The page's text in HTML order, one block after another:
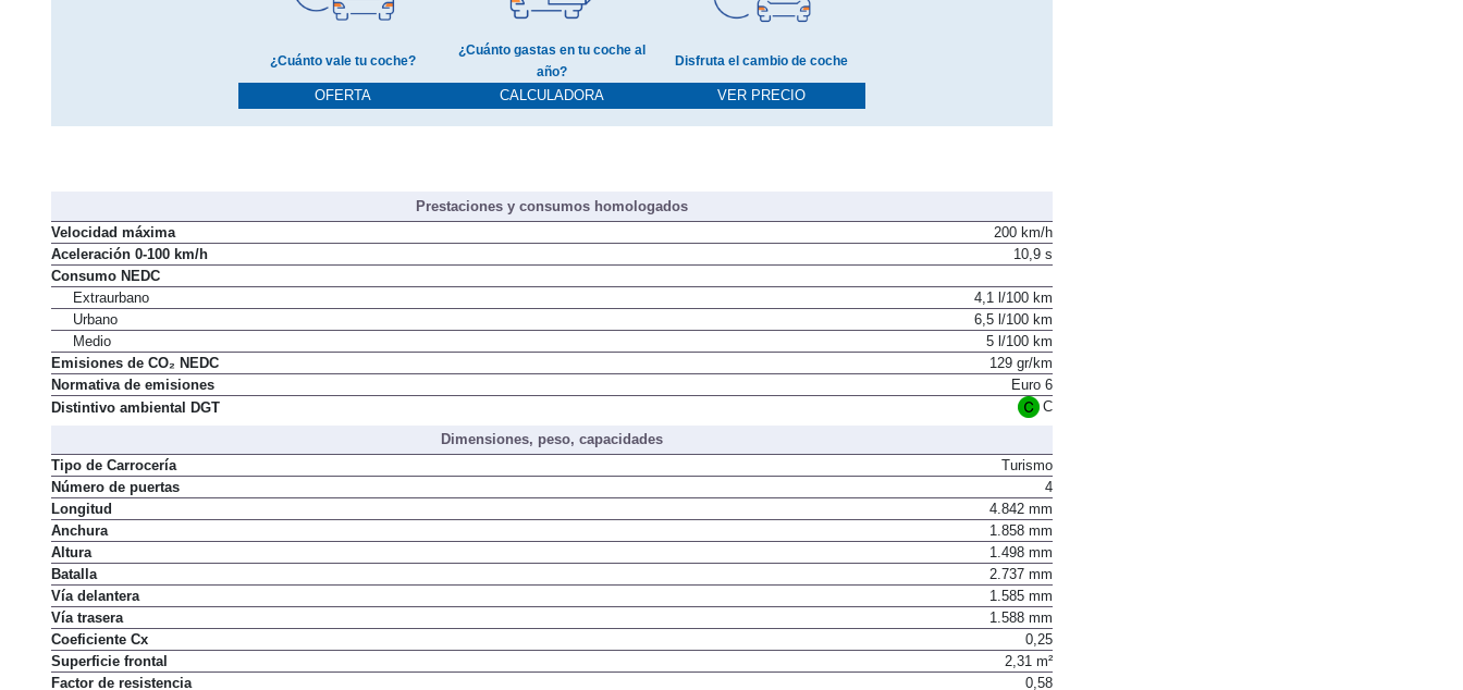
¿Cuánto vale tu coche?
OFERTA
¿Cuánto gastas en tu coche al
año?
CALCULADORA
Disfruta el cambio de coche
VER PRECIO
Prestaciones y consumos homologados
Velocidad máxima
200 km/h
Aceleración 0-100 km/h
10,9 s
Consumo NEDC
Extraurbano
4,1 l/100 km
Urbano
6,5 l/100 km
Medio
5 l/100 km
Emisiones de CO₂ NEDC
129 gr/km
Normativa de emisiones
Euro 6
Distintivo ambiental DGT
C
Dimensiones, peso, capacidades
Tipo de Carrocería
Turismo
Número de puertas
4
Longitud
4.842 mm
Anchura
1.858 mm
Altura
1.498 mm
Batalla
2.737 mm
Vía delantera
1.585 mm
Vía trasera
1.588 mm
Coeficiente Cx
0,25
Superficie frontal
2,31 m²
Factor de resistencia
0,58